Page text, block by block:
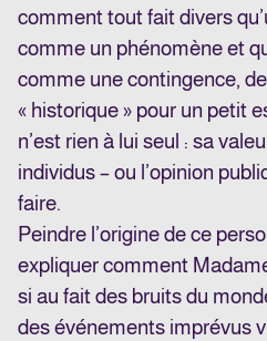
comment tout fait divers
comme un phénomène et
comme une contingence,
« historique » pour un petit
n’est rien à lui seul : sa
individus – ou l’opinion
faire.
Peindre l’origine de ce
expliquer comment
si au fait des bruits du
des événements imprévus